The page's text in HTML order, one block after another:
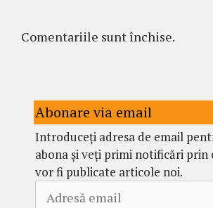
Comentariile sunt închise.
Abonare via email
Introduceți adresa de email
abona și veți primi notificări prin
vor fi publicate articole noi.